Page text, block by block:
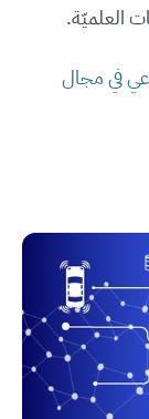
العلميّة.
في مجال